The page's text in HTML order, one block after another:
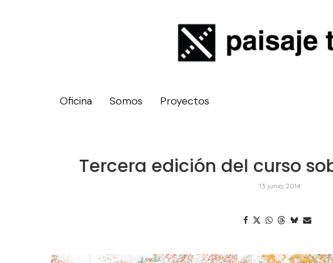
Oficina Somos Proyectos
Tercera edición del curso
13 junio, 2014